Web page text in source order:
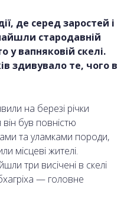
де серед заростей і
стародавній
у вапняковій скелі.
здивувало те, чого в
на березі річки
був повністю
та уламками породи,
місцеві жителі.
три висічені в скелі
— головне